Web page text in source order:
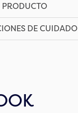
PRODUCTO
DE CUIDADO